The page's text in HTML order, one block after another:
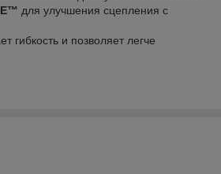
для улучшения сцепления с
гибкость и позволяет легче